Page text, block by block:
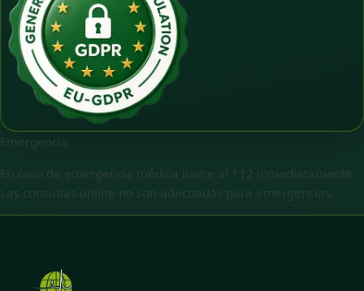
Emergencia
En caso de emergencia médica llame al 112 inmediatamente.
Las consultas online no son adecuadas para emergencias.